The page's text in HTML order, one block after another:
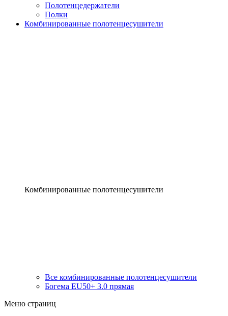
Полотенцедержатели
Полки
Комбинированные полотенцесушители
Комбинированные полотенцесушители
Все комбинированные полотенцесушители
Богема EU50+ 3.0 прямая
Меню страниц